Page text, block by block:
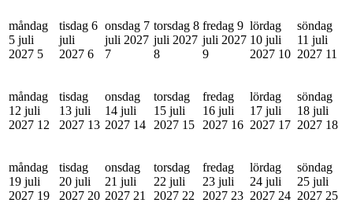
måndag
5 juli
2027 5
tisdag 6
juli
2027 6
onsdag 7
juli 2027
7
torsdag 8
juli 2027
8
fredag 9
juli 2027
9
lördag
10 juli
2027 10
söndag
11 juli
2027 11
måndag
12 juli
2027 12
tisdag
13 juli
2027 13
onsdag
14 juli
2027 14
torsdag
15 juli
2027 15
fredag
16 juli
2027 16
lördag
17 juli
2027 17
söndag
18 juli
2027 18
måndag
19 juli
2027 19
tisdag
20 juli
2027 20
onsdag
21 juli
2027 21
torsdag
22 juli
2027 22
fredag
23 juli
2027 23
lördag
24 juli
2027 24
söndag
25 juli
2027 25